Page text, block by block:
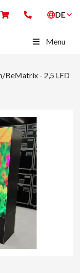
DE
Menu
BeMatrix - 2,5 LED